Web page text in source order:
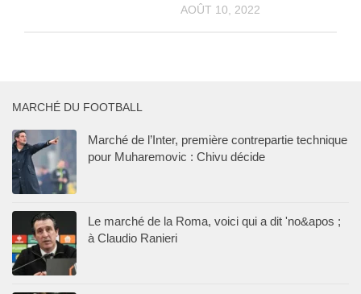
AOÛT 10, 2022
MARCHÉ DU FOOTBALL
Marché de l’Inter, première contrepartie technique
pour Muharemovic : Chivu décide
Le marché de la Roma, voici qui a dit 'no&apos ;
à Claudio Ranieri